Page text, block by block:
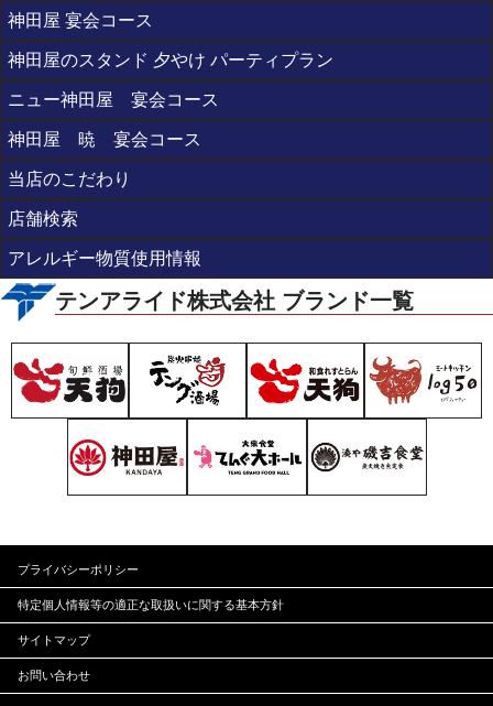
神田屋 宴会コース
神田屋のスタンド 夕やけ パーティプラン
ニュー神田屋 宴会コース
神田屋 暁 宴会コース
当店のこだわり
店舗検索
アレルギー物質使用情報
テンアライド株式会社 ブランド一覧
プライバシーポリシー
特定個人情報等の適正な取扱いに関する基本方針
サイトマップ
お問い合わせ